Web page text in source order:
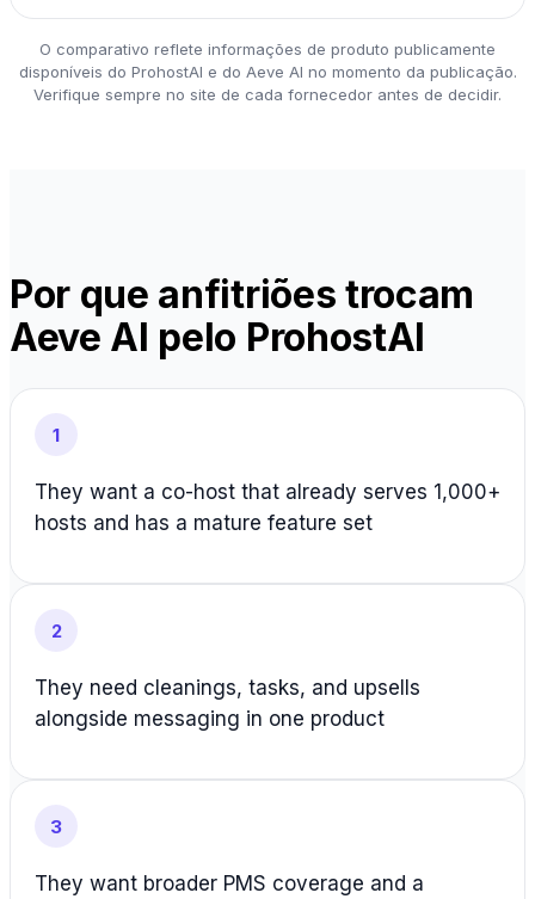
O comparativo reflete informações de produto publicamente
disponíveis do ProhostAI e do Aeve AI no momento da publicação.
Verifique sempre no site de cada fornecedor antes de decidir.
Por que anfitriões trocam
Aeve AI pelo ProhostAI
1
They want a co-host that already serves 1,000+
hosts and has a mature feature set
2
They need cleanings, tasks, and upsells
alongside messaging in one product
3
They want broader PMS coverage and a